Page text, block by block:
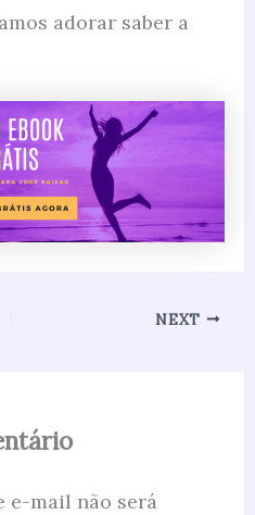
adorar saber a
NEXT
e-mail não será